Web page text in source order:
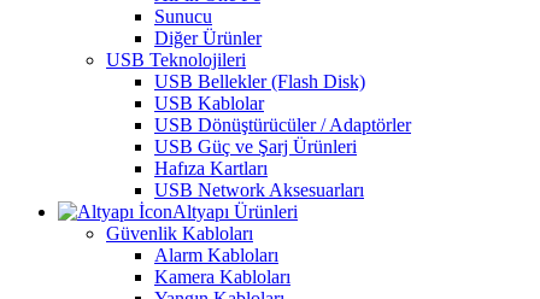
Sunucu
Diğer Ürünler
USB Teknolojileri
USB Bellekler (Flash Disk)
USB Kablolar
USB Dönüştürücüler / Adaptörler
USB Güç ve Şarj Ürünleri
Hafıza Kartları
USB Network Aksesuarları
Altyapı Ürünleri
Güvenlik Kabloları
Alarm Kabloları
Kamera Kabloları